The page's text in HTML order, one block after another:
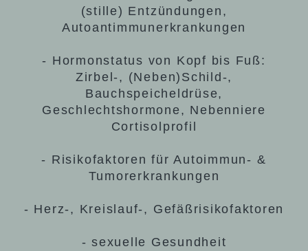
(stille) Entzündungen,
Autoantimmunerkrankungen
- Hormonstatus von Kopf bis Fuß:
Zirbel-, (Neben)Schild-,
Bauchspeicheldrüse,
Geschlechtshormone, Nebenniere
Cortisolprofil
- Risikofaktoren für Autoimmun- &
Tumorerkrankungen
- Herz-, Kreislauf-, Gefäßrisikofaktoren
- sexuelle Gesundheit